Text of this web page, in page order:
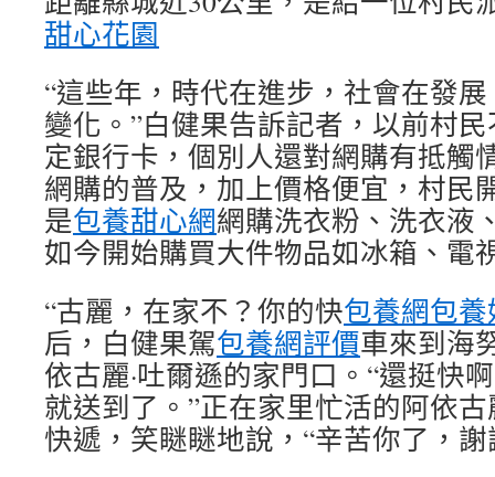
甜心花園
“這些年，時代在進步，社會在發
變化。”白健果告訴記者，以前村
定銀行卡，個別人還對網購有抵觸
網購的普及，加上價格便宜，村民
是包養甜心網網購洗衣粉、洗衣液
如今開始購買大件物品如冰箱、電
“古麗，在家不？你的快包養網包養
后，白健果駕包養網評價車來到海
依古麗·吐爾遜的家門口。“還挺快
就送到了。”正在家里忙活的阿依
快遞，笑瞇瞇地說，“辛苦你了，謝